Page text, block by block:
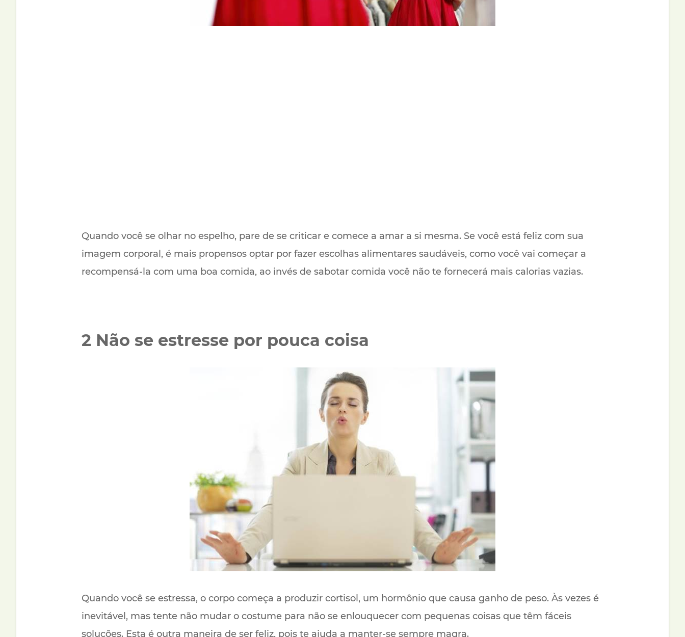
Quando você se olhar no espelho, pare de se criticar e comece a amar a si mesma. Se você está feliz com sua
imagem corporal, é mais propensos optar por fazer escolhas alimentares saudáveis, como você vai começar a
recompensá-la com uma boa comida, ao invés de sabotar comida você não te fornecerá mais calorias vazias.
2 Não se estresse por pouca coisa
Quando você se estressa, o corpo começa a produzir cortisol, um hormônio que causa ganho de peso. Às vezes é
inevitável, mas tente não mudar o costume para não se enlouquecer com pequenas coisas que têm fáceis
soluções. Esta é outra maneira de ser feliz, pois te ajuda a manter-se sempre magra.